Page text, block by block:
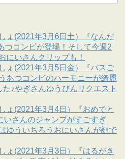
ょ(2021年3月6日土）『なんだ
つコンビが登場！そして今週2
にいさんクリップも！
ょ(2021年3月5日金）『バスご
あつコンビのハーモニーが綺麗
♪やぎさんゆうびんリクエスト
ょ(2021年3月4日）『おめでと
いさんのジャンプがすごすぎ
ゆういちろうおにいさんが顔で
ょ(2021年3月3日）『はるがき